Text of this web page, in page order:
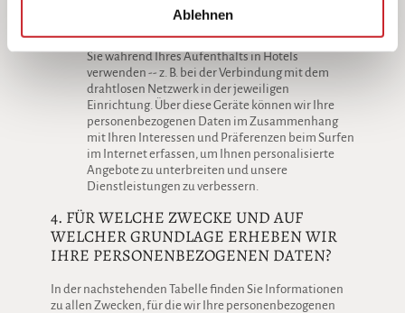
Ablehnen
Mit dem Internet verbundene Geräte.
erfassen Ihre persönlichen und anderen Daten
von mit dem Internet verbundenen Geräten, die
Sie während Ihres Aufenthalts in Hotels
verwenden -- z. B. bei der Verbindung mit dem
drahtlosen Netzwerk in der jeweiligen
Einrichtung. Über diese Geräte können wir Ihre
personenbezogenen Daten im Zusammenhang
mit Ihren Interessen und Präferenzen beim Surfen
im Internet erfassen, um Ihnen personalisierte
Angebote zu unterbreiten und unsere
Dienstleistungen zu verbessern.
4. FÜR WELCHE ZWECKE UND AUF
WELCHER GRUNDLAGE ERHEBEN WIR
IHRE PERSONENBEZOGENEN DATEN?
In der nachstehenden Tabelle finden Sie Informationen
zu allen Zwecken, für die wir Ihre personenbezogenen